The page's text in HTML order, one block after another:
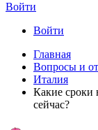
Войти
Войти
Главная
Вопросы и
Италия
Какие сроки
сейчас?